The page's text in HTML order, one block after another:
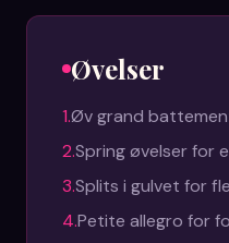
Øvelser
1.Øv grand
2.Spring øvelser for
3.Splits i gulvet for
4.Petite allegro for